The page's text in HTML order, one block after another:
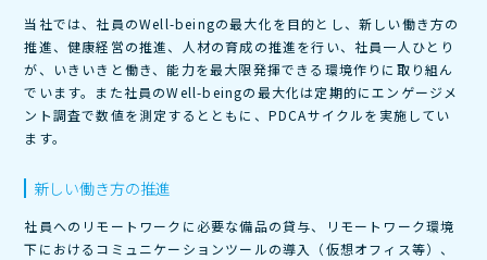
当社では、社員のWell-beingの最大化を目的とし、新しい働き方の
推進、健康経営の推進、人材の育成の推進を行い、社員一人ひとり
が、いきいきと働き、能力を最大限発揮できる環境作りに取り組ん
でいます。また社員のWell-beingの最大化は定期的にエンゲージメ
ント調査で数値を測定するとともに、PDCAサイクルを実施してい
ます。
新しい働き方の推進
社員へのリモートワークに必要な備品の貸与、リモートワーク環境
下におけるコミュニケーションツールの導入（仮想オフィス等）、